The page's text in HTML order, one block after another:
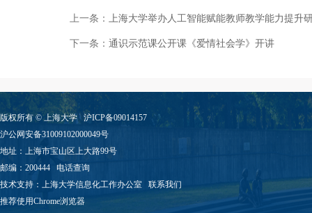
上一条： 上海大学举办人工智能赋能教师教学能力提升
下一条： 通识示范课公开课《爱情社会学》开讲
版权所有 ©上海大学
沪ICP备09014157
沪公网安备31009102000049号
地址：上海市宝山区上大路99号
邮编：200444 电话查询
技术支持： 上海大学信息化工作办公室 联系我们
推荐使用Chrome浏览器